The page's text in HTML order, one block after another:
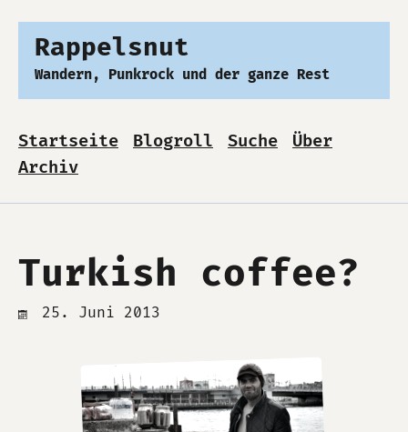
Rappelsnut
Wandern, Punkrock und der ganze Rest
Startseite Blogroll Suche
Über
Archiv
Turkish coffee?
25. Juni 2013